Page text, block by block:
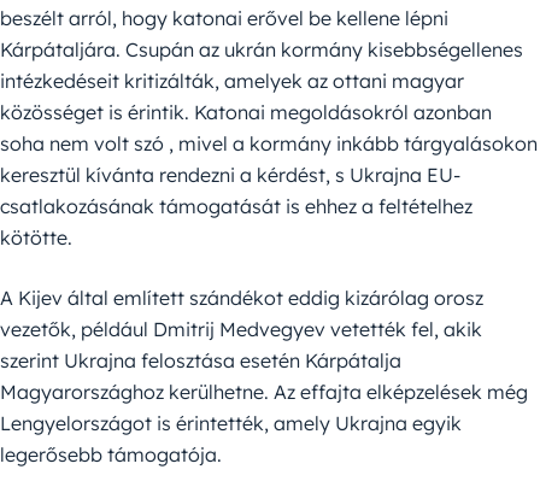
beszélt arról, hogy katonai erővel be kellene lépni
Kárpátaljára. Csupán az ukrán kormány kisebbségellenes
intézkedéseit kritizálták, amelyek az ottani magyar
közösséget is érintik. Katonai megoldásokról azonban
soha nem volt szó , mivel a kormány inkább tárgyalásokon
keresztül kívánta rendezni a kérdést, s Ukrajna EU-
csatlakozásának támogatását is ehhez a feltételhez
kötötte.
A Kijev által említett szándékot eddig kizárólag orosz
vezetők, például Dmitrij Medvegyev vetették fel, akik
szerint Ukrajna felosztása esetén Kárpátalja
Magyarországhoz kerülhetne. Az effajta elképzelések még
Lengyelországot is érintették, amely Ukrajna egyik
legerősebb támogatója.